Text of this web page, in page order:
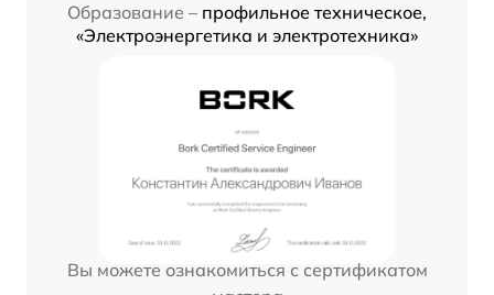
Образование – профильное техническое,
«Электроэнергетика и электротехника»
Вы можете ознакомиться с сертификатом